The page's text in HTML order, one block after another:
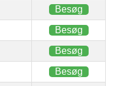
Besøg
Besøg
Besøg
Besøg